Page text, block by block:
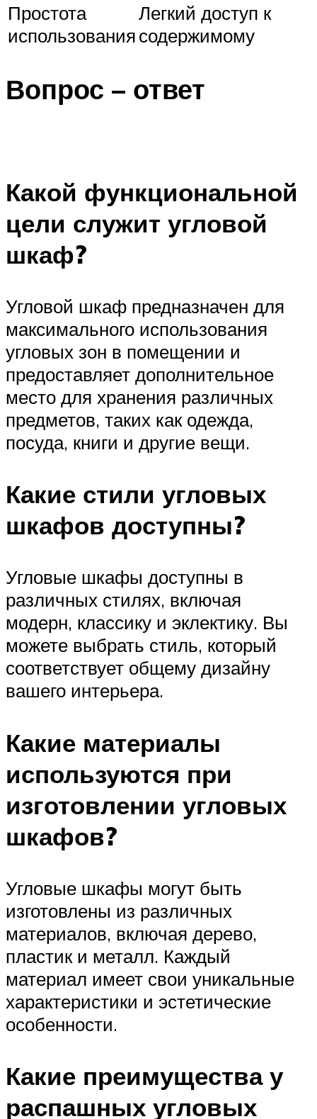
Простота
использования
Легкий доступ к
содержимому
Вопрос – ответ
Какой функциональной
цели служит угловой
шкаф?
Угловой шкаф предназначен для
максимального использования
угловых зон в помещении и
предоставляет дополнительное
место для хранения различных
предметов, таких как одежда,
посуда, книги и другие вещи.
Какие стили угловых
шкафов доступны?
Угловые шкафы доступны в
различных стилях, включая
модерн, классику и эклектику. Вы
можете выбрать стиль, который
соответствует общему дизайну
вашего интерьера.
Какие материалы
используются при
изготовлении угловых
шкафов?
Угловые шкафы могут быть
изготовлены из различных
материалов, включая дерево,
пластик и металл. Каждый
материал имеет свои уникальные
характеристики и эстетические
особенности.
Какие преимущества у
распашных угловых